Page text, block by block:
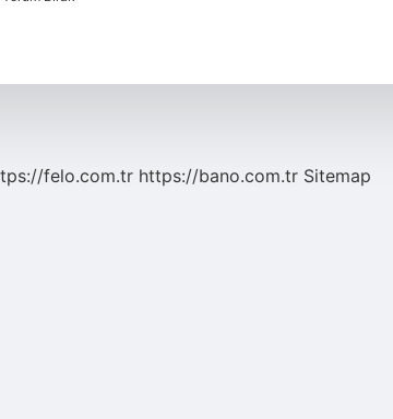
felo.com.tr https://bano.com.tr Sitemap